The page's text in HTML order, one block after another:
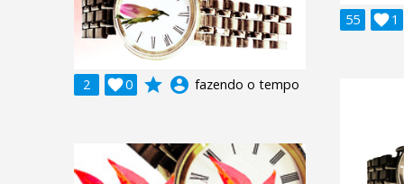
55 1

2 0
 grade account_circle fazendo o tempo